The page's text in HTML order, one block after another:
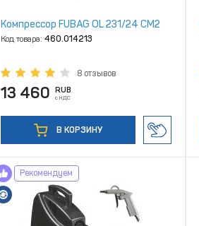
Компрессор FUBAG OL 231/24 CM2
Код товара: 460.014213
8 отзывов
13 460 RUB
с НДС
В КОРЗИНУ
Рекомендуем